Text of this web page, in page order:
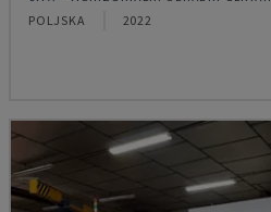
POLJSKA 2022